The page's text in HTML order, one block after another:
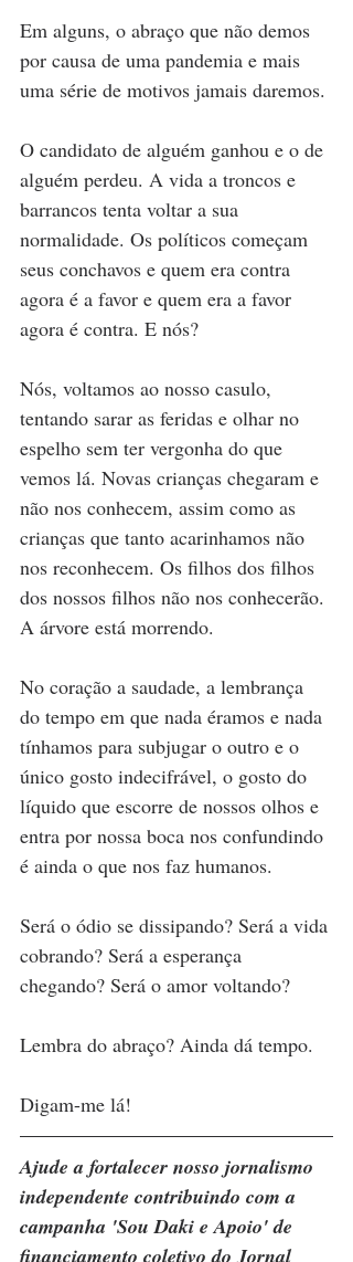
Em alguns, o abraço que não demos
por causa de uma pandemia e mais
uma série de motivos jamais daremos.
O candidato de alguém ganhou e o de
alguém perdeu. A vida a troncos e
barrancos tenta voltar a sua
normalidade. Os políticos começam
seus conchavos e quem era contra
agora é a favor e quem era a favor
agora é contra. E nós?
Nós, voltamos ao nosso casulo,
tentando sarar as feridas e olhar no
espelho sem ter vergonha do que
vemos lá. Novas crianças chegaram e
não nos conhecem, assim como as
crianças que tanto acarinhamos não
nos reconhecem. Os filhos dos filhos
dos nossos filhos não nos conhecerão.
A árvore está morrendo.
No coração a saudade, a lembrança
do tempo em que nada éramos e nada
tínhamos para subjugar o outro e o
único gosto indecifrável, o gosto do
líquido que escorre de nossos olhos e
entra por nossa boca nos confundindo
é ainda o que nos faz humanos.
Será o ódio se dissipando? Será a vida
cobrando? Será a esperança
chegando? Será o amor voltando?
Lembra do abraço? Ainda dá tempo.
Digam-me lá!
Ajude a fortalecer nosso jornalismo
independente contribuindo com a
campanha 'Sou Daki e Apoio' de
financiamento coletivo do Jornal